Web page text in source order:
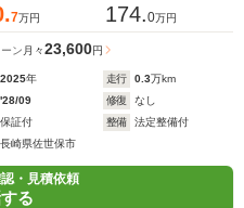
7万円 174.0万円
ン 月々23,600円
2025年 走行 0.3万km
'28/09 修復
なし
保証付 整備
法定整備付
長崎県佐世保市
・見積依頼
る